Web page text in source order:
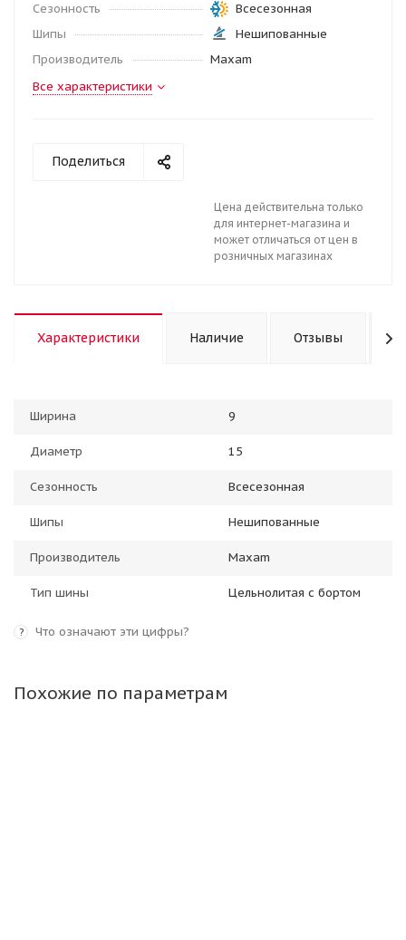
Сезонность
Всесезонная
Шипы
Нешипованные
Производитель
Maxam
Все характеристики
Поделиться
Цена действительна только
для интернет-магазина и
может отличаться от цен в
розничных магазинах
Характеристики Наличие Отзывы
Ширина 9
Диаметр 15
Сезонность Всесезонная
Шипы Нешипованные
Производитель Maxam
Тип шины Цельнолитая с бортом
? Что означают эти цифры?
Похожие по параметрам